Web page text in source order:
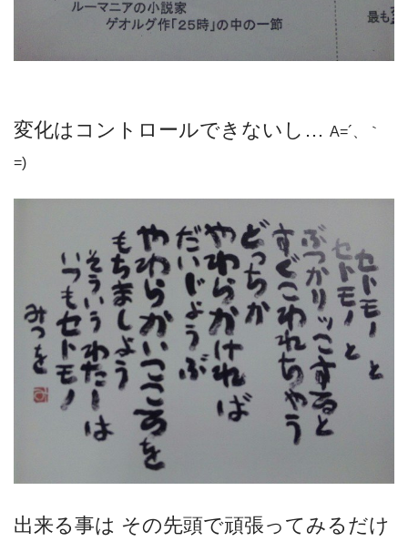
変化はコントロールできないし… A=´、｀
=)ゞ
出来る事は その先頭で頑張ってみるだけ